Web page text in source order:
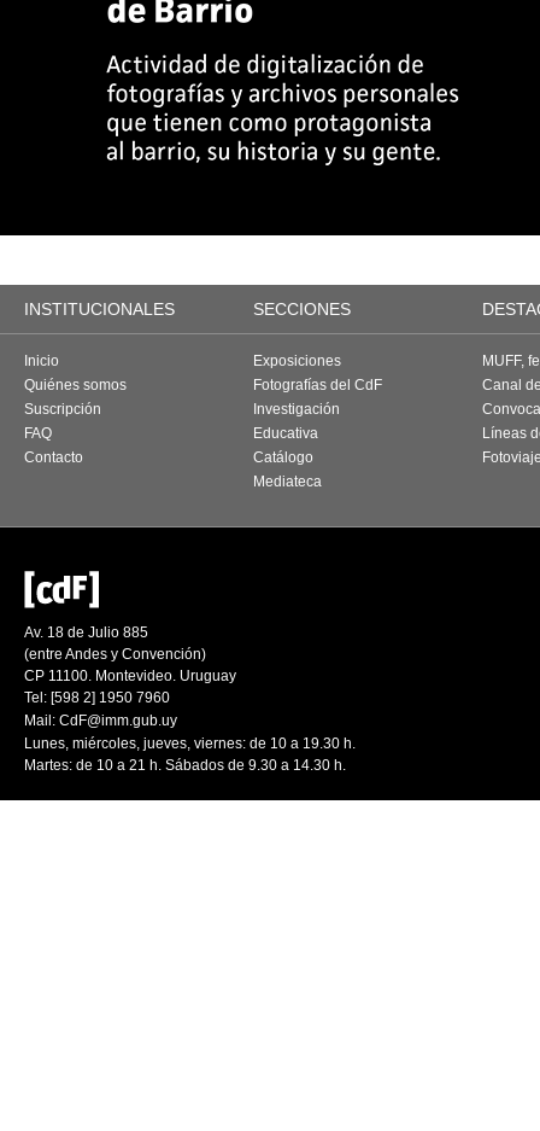
INSTITUCIONALES SECCIONES
Inicio
Quiénes somos
Suscripción
FAQ
Contacto
Exposiciones
Fotografías del CdF
Investigación
Educativa
Catálogo
Mediateca
MUFF,
Canal
Líneas
Av. 18 de Julio 885
(entre Andes y Convención)
CP 11100. Montevideo. Uruguay
Tel: [598 2] 1950 7960
Mail: CdF@imm.gub.uy
Lunes, miércoles, jueves, viernes: de 10 a 19.30 h.
Martes: de 10 a 21 h. Sábados de 9.30 a 14.30 h.